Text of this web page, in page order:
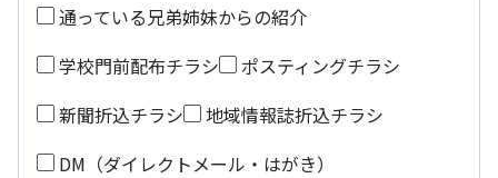
通っている兄弟姉妹からの紹介
学校門前配布チラシ
ポスティングチラシ
新聞折込チラシ
地域情報誌折込チラシ
DM（ダイレクトメール・はがき）